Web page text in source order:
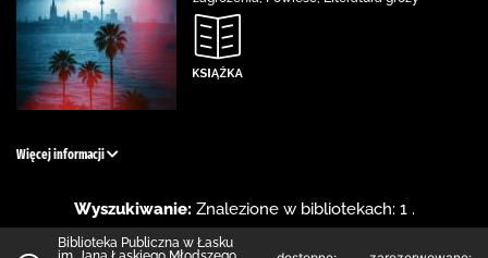
Więcej informacji
Wyszukiwanie: Znalezione w bibliotekach: 1 .
Biblioteka Publiczna w Łasku